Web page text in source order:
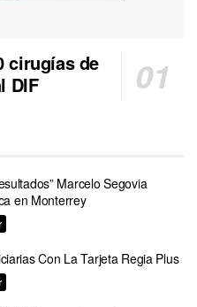
cirugías de
DIF
Marcelo Segovia
en Monterrey
Con La Tarjeta Regia Plus